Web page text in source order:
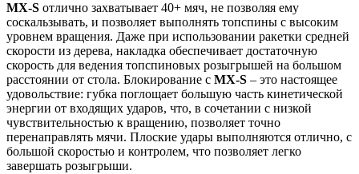
MX-S отлично захватывает 40+ мяч, не позволяя ему
соскальзывать, и позволяет выполнять топспины с высоким
уровнем вращения. Даже при использовании ракетки средней
скорости из дерева, накладка обеспечивает достаточную
скорость для ведения топспиновых розыгрышей на большом
расстоянии от стола. Блокирование с MX-S – это настоящее
удовольствие: губка поглощает большую часть кинетической
энергии от входящих ударов, что, в сочетании с низкой
чувствительностью к вращению, позволяет точно
перенаправлять мячи. Плоские удары выполняются отлично, с
большой скоростью и контролем, что позволяет легко
завершать розыгрыши.